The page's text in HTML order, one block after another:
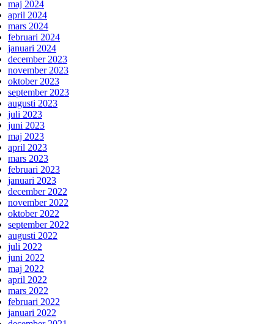
maj 2024
april 2024
mars 2024
februari 2024
januari 2024
december 2023
november 2023
oktober 2023
september 2023
augusti 2023
juli 2023
juni 2023
maj 2023
april 2023
mars 2023
februari 2023
januari 2023
december 2022
november 2022
oktober 2022
september 2022
augusti 2022
juli 2022
juni 2022
maj 2022
april 2022
mars 2022
februari 2022
januari 2022